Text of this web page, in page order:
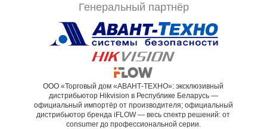
Генеральный партнёр
ООО «Торговый дом «АВАНТ-ТЕХНО»: эксклюзивный
дистрибьютор Hikvision в Республике Беларусь —
официальный импортёр от производителя; официальный
дистрибьютор бренда iFLOW — весь спектр решений: от
consumer до профессиональной серии.